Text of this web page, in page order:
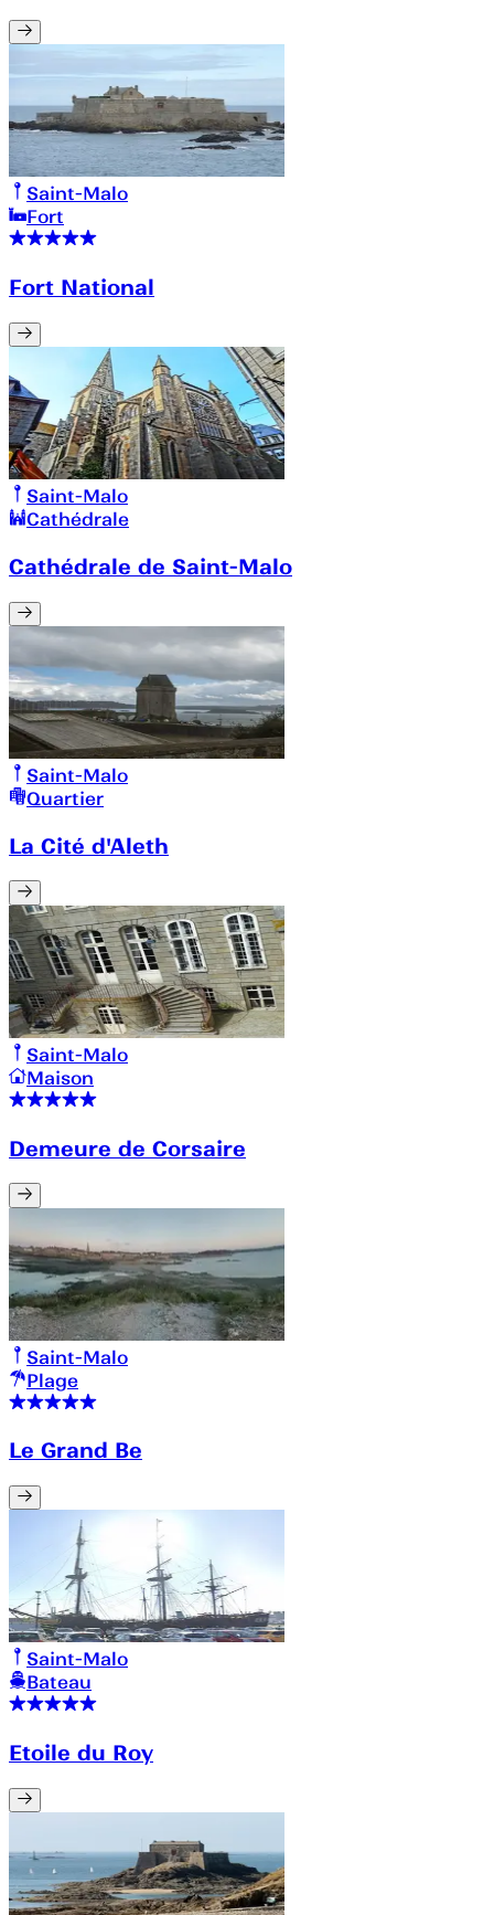
Saint-Malo
Fort
Fort National
Saint-Malo
Cathédrale
Cathédrale de Saint-Malo
Saint-Malo
Quartier
La Cité d'Aleth
Saint-Malo
Maison
Demeure de Corsaire
Saint-Malo
Plage
Le Grand Be
Saint-Malo
Bateau
Etoile du Roy